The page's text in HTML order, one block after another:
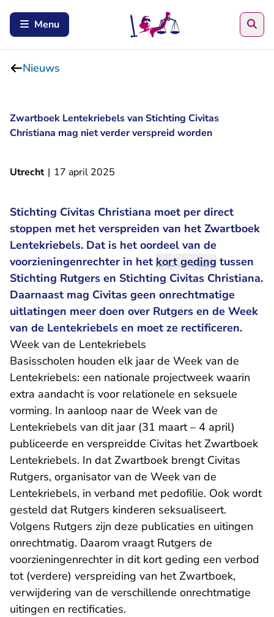
Menu
Nieuws
Zwartboek Lentekriebels van Stichting Civitas
Christiana mag niet verder verspreid worden
Utrecht | 17 april 2025
Stichting Civitas Christiana moet per direct
stoppen met het verspreiden van het Zwartboek
Lentekriebels. Dat is het oordeel van de
voorzieningenrechter in het kort geding tussen
Stichting Rutgers en Stichting Civitas Christiana.
Daarnaast mag Civitas geen onrechtmatige
uitlatingen meer doen over Rutgers en de Week
van de Lentekriebels en moet ze rectificeren.
Week van de Lentekriebels
Basisscholen houden elk jaar de Week van de
Lentekriebels: een nationale projectweek waarin
extra aandacht is voor relationele en seksuele
vorming. In aanloop naar de Week van de
Lentekriebels van dit jaar (31 maart – 4 april)
publiceerde en verspreidde Civitas het Zwartboek
Lentekriebels. In dat Zwartboek brengt Civitas
Rutgers, organisator van de Week van de
Lentekriebels, in verband met pedofilie. Ook wordt
gesteld dat Rutgers kinderen seksualiseert.
Volgens Rutgers zijn deze publicaties en uitingen
onrechtmatig. Daarom vraagt Rutgers de
voorzieningenrechter in dit kort geding een verbod
tot (verdere) verspreiding van het Zwartboek,
verwijdering van de verschillende onrechtmatige
uitingen en rectificaties.